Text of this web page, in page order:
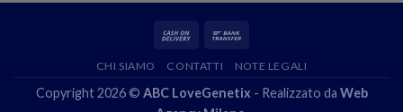
CHI SIAMO CONTATTI NOTE LEGALI
Copyright 2026 © ABC LoveGenetix- Realizzato da Web